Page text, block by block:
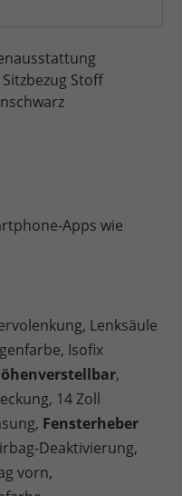
Sitzbezug Stoff
Apps wie
Lenksäule
Isofix
,
14 Zoll
Fensterheber
Deaktivierung,
vorn,